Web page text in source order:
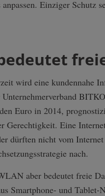
Einziger Schutz
wird eine kundennahe
Euro in 2014,
Eine
dürften nicht vom
nach.
aber bedeutet freie
Smartphone- und